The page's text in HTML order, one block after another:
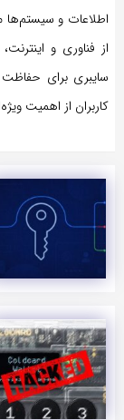
اطلاعات و سیستم‌ها
از فناوری و
سایبری برای
کاربران از اهمیت